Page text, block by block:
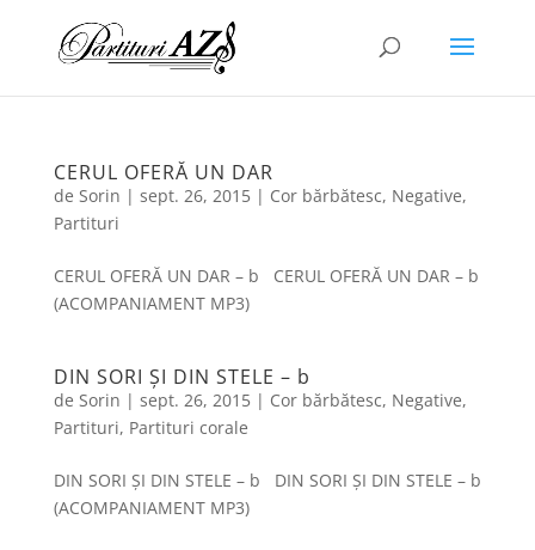
CERUL OFERĂ UN DAR
de Sorin | sept. 26, 2015| Cor bărbătesc, Negative,
Partituri
CERUL OFERĂ UN DAR – b CERUL OFERĂ UN DAR – b
(ACOMPANIAMENT MP3)
DIN SORI ȘI DIN STELE – b
de Sorin | sept. 26, 2015| Cor bărbătesc, Negative,
Partituri, Partituri corale
DIN SORI ȘI DIN STELE – b DIN SORI ȘI DIN STELE – b
(ACOMPANIAMENT MP3)